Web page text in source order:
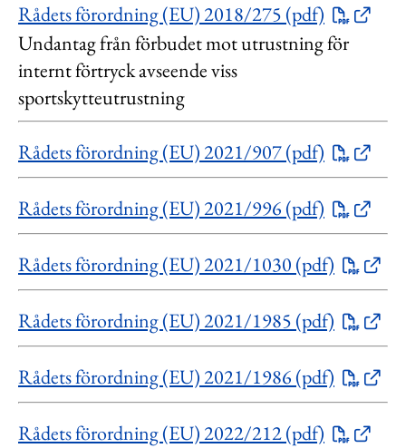
Rådets förordning (EU) 2018/275 (pdf)
Undantag från förbudet mot utrustning för
internt förtryck avseende viss
sportskytteutrustning
Rådets förordning (EU) 2021/907 (pdf)
Rådets förordning (EU) 2021/996 (pdf)
Rådets förordning (EU) 2021/1030 (pdf)
Rådets förordning (EU) 2021/1985 (pdf)
Rådets förordning (EU) 2021/1986 (pdf)
Rådets förordning (EU) 2022/212 (pdf)